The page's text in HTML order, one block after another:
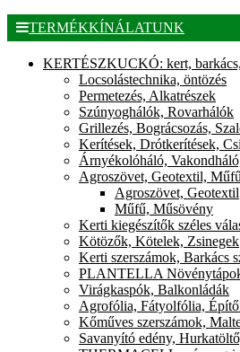
TERMÉKKÍNÁLATUNK
KERTÉSZKUCKÓ: kert,
Locsolástechnika, öntözés
Permetezés, Alkatrészek
Szúnyoghálók, Rovarhálók
Grillezés, Bográcsozás,
Kerítések, Drótkerítések,
Árnyékolóháló,
Agroszövet, Geotextil,
Agroszövet, Geotextil
Műfű, Műsövény
Kerti kiegészítők széles
Kötözők, Kötelek, Zsinegek
Kerti szerszámok, Barkács
PLANTELLA
Virágkaspók, Balkonládák
Agrofólia, Fátyolfólia,
Kőműves szerszámok,
Savanyító edény,